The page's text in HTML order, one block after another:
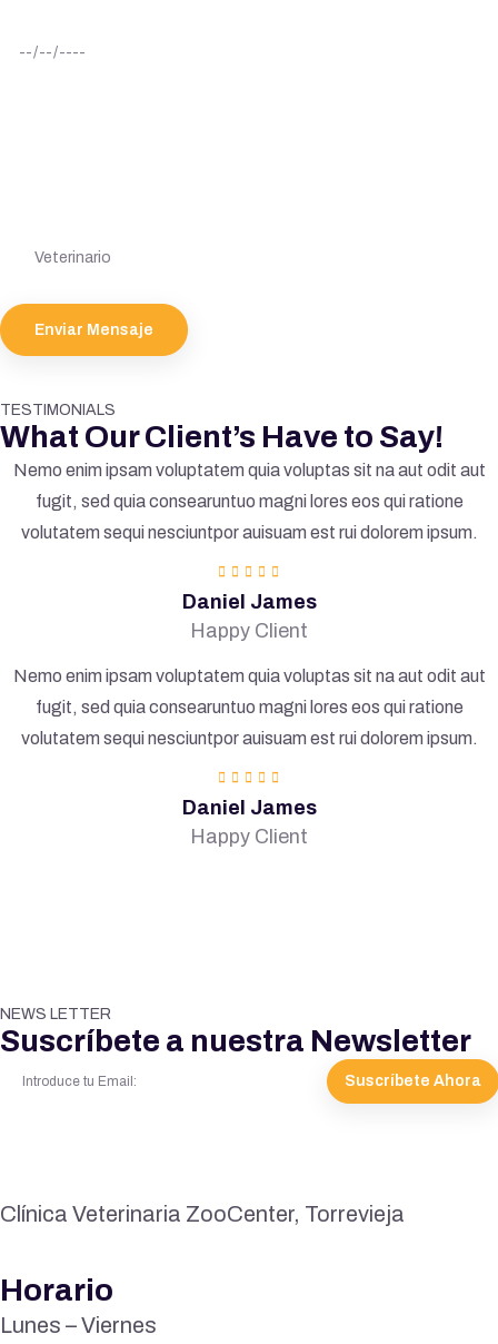
Enviar Mensaje
TESTIMONIALS
What Our Client’s Have to Say!
Nemo enim ipsam voluptatem quia voluptas sit na aut odit aut
fugit, sed quia consearuntuo magni lores eos qui ratione
volutatem sequi nesciuntpor auisuam est rui dolorem ipsum.
Daniel James
Happy Client
Nemo enim ipsam voluptatem quia voluptas sit na aut odit aut
fugit, sed quia consearuntuo magni lores eos qui ratione
volutatem sequi nesciuntpor auisuam est rui dolorem ipsum.
Daniel James
Happy Client
NEWS LETTER
Suscríbete a nuestra Newsletter
Suscríbete Ahora
Clínica Veterinaria ZooCenter, Torrevieja
Horario
Lunes – Viernes